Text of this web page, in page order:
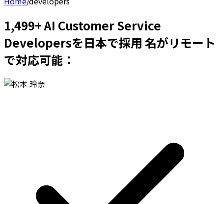
1,499+ AI Customer Service
Developersを日本で採用 名がリモート
で対応可能：